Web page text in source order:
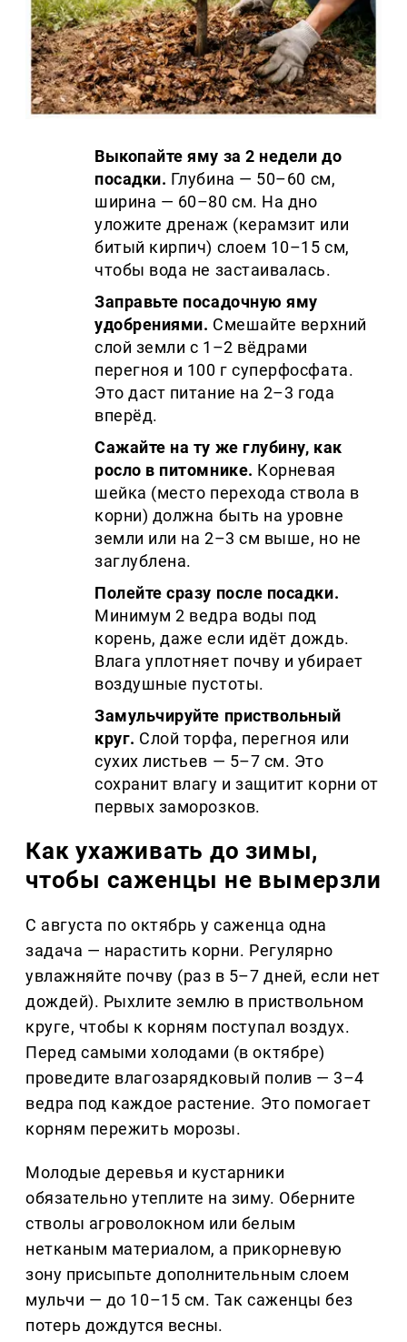
Выкопайте яму за 2 недели до
посадки. Глубина — 50–60 см,
ширина — 60–80 см. На дно
уложите дренаж (керамзит или
битый кирпич) слоем 10–15 см,
чтобы вода не застаивалась.
Заправьте посадочную яму
удобрениями. Смешайте верхний
слой земли с 1–2 вёдрами
перегноя и 100 г суперфосфата.
Это даст питание на 2–3 года
вперёд.
Сажайте на ту же глубину, как
росло в питомнике. Корневая
шейка (место перехода ствола в
корни) должна быть на уровне
земли или на 2–3 см выше, но не
заглублена.
Полейте сразу после посадки.
Минимум 2 ведра воды под
корень, даже если идёт дождь.
Влага уплотняет почву и убирает
воздушные пустоты.
Замульчируйте приствольный
круг. Слой торфа, перегноя или
сухих листьев — 5–7 см. Это
сохранит влагу и защитит корни от
первых заморозков.
Как ухаживать до зимы,
чтобы саженцы не вымерзли
С августа по октябрь у саженца одна
задача — нарастить корни. Регулярно
увлажняйте почву (раз в 5–7 дней, если нет
дождей). Рыхлите землю в приствольном
круге, чтобы к корням поступал воздух.
Перед самыми холодами (в октябре)
проведите влагозарядковый полив — 3–4
ведра под каждое растение. Это помогает
корням пережить морозы.
Молодые деревья и кустарники
обязательно утеплите на зиму. Оберните
стволы агроволокном или белым
нетканым материалом, а прикорневую
зону присыпьте дополнительным слоем
мульчи — до 10–15 см. Так саженцы без
потерь дождутся весны.